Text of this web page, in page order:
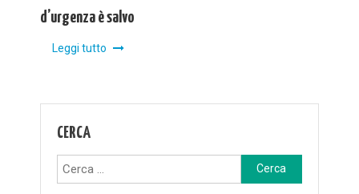
d’urgenza è salvo
Leggi tutto
CERCA
Ricerca
per: